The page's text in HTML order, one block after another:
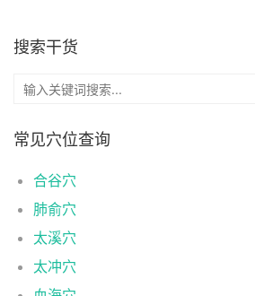
搜索干货
常见穴位查询
合谷穴
肺俞穴
太溪穴
太冲穴